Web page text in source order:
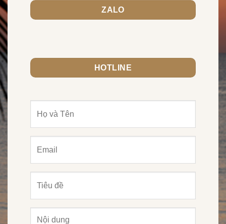
ZALO
HOTLINE